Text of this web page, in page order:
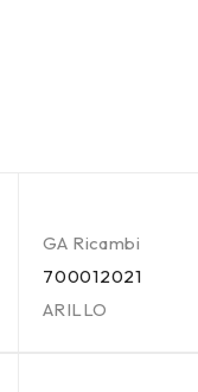
GA Ricambi
700012021
ARILLO